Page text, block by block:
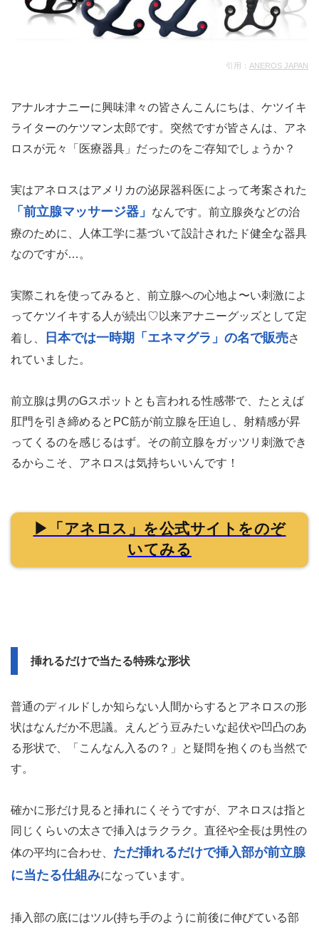
引用： ANEROS JAPAN
アナルオナニーに興味津々の皆さんこんにちは、ケツイキ
ライターのケツマン太郎です。突然ですが皆さんは、アネ
ロスが元々「医療器具」だったのをご存知でしょうか？
実はアネロスはアメリカの泌尿器科医によって考案された
「前立腺マッサージ器」
なんです。前立腺炎などの治
療のために、人体工学に基づいて設計されたド健全な器具
なのですが…。
実際これを使ってみると、前立腺への心地よ〜い刺激によ
ってケツイキする人が続出♡以来アナニーグッズとして定
着し、
日本では一時期「エネマグラ」の名で販売さ
れていました。
前立腺は男のGスポットとも言われる性感帯で、たとえば
肛門を引き締めるとPC筋が前立腺を圧迫し、射精感が昇
ってくるのを感じるはず。その前立腺をガッツリ刺激でき
るからこそ、アネロスは気持ちいいんです！
▶「アネロス」を公式サイトをのぞ
いてみる
挿れるだけで当たる特殊な形状
普通のディルドしか知らない人間からするとアネロスの形
状はなんだか不思議。えんどう豆みたいな起伏や凹凸のあ
る形状で、「こんなん入るの？」と疑問を抱くのも当然で
す。
確かに形だけ見ると挿れにくそうですが、アネロスは指と
同じくらいの太さで挿入はラクラク。直径や全長は男性の
体の平均に合わせ、 ただ挿れるだけで挿入部が前立腺
に当たる仕組みになっています。
挿入部の底にはツル(持ち手のように前後に伸びている部